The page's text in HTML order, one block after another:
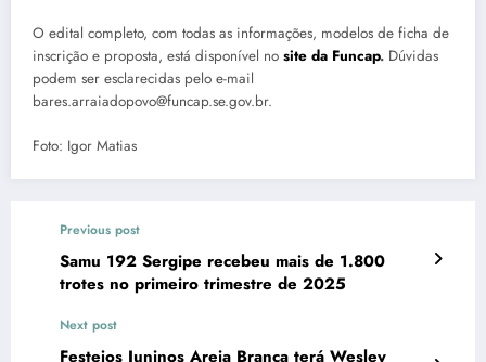
O edital completo, com todas as informações, modelos de ficha de
inscrição e proposta, está disponível no site da Funcap. Dúvidas
podem ser esclarecidas pelo e-mail
bares.arraiadopovo@funcap.se.gov.br.
Foto: Igor Matias
Previous post
Samu 192 Sergipe recebeu mais de 1.800
trotes no primeiro trimestre de 2025
Next post
Festejos Juninos Areia Branca terá Wesley